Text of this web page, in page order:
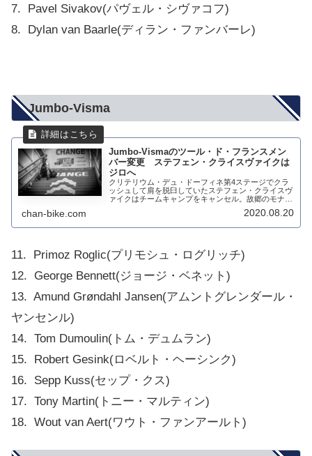
7. Pavel Sivakov(パヴェル・シヴァコフ)
8. Dylan van Baarle(ディラン・ファンバーレ)
Jumbo-Visma
Jumbo-Vismaのツール・ド・フランスメン
バー変更 ステフェン・クライスヴァイクは
ジロへ
クリテリウム・デュ・ドーフィネ第4ステージでクラ
ッシュして肩を脱臼していたステフェン・クライスヴ
ァイクはチームキャンプをキャンセル。故郷のモナコ
に帰った。ツール・ド・フランスには、やはり出れな
いことがはっきりと発表された。これにより、ステ
chan-bike.com 2020.08.20
11. Primoz Roglic(プリモシュ・ログリッチ)
12. George Bennett(ジョージ・ベネット)
13. Amund Grøndahl Jansen(アムントグレンダール・
ヤンセンル)
14. Tom Dumoulin(トム・デュムラン)
15. Robert Gesink(ロベルト・ヘーシンク)
16. Sepp Kuss(セップ・クス)
17. Tony Martin(トニー・マルティン)
18. Wout van Aert(ワウト・ファンアールト)